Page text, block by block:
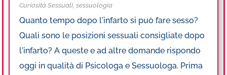
Curiosità Sessuali ,sessuologia
Quanto tempo dopo l'infarto si può fare sesso?
Quali sono le posizioni sessuali consigliate dopo
l'infarto? A queste e ad altre domande rispondo
oggi in qualità di Psicologa e Sessuologa. Prima